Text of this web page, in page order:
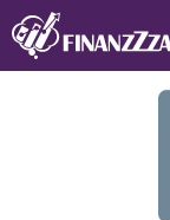
Saltar
al